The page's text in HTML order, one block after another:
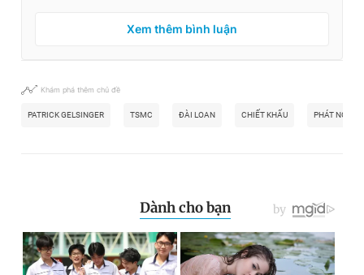
Xem thêm bình luận
Khám phá thêm chủ đề
PATRICK GELSINGER TSMC ĐÀI LOAN CHIẾT KHẤU PHÁT NGÔN